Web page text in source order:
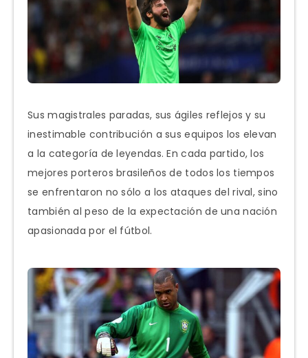
Sus magistrales paradas, sus ágiles reflejos y su
inestimable contribución a sus equipos los elevan
a la categoría de leyendas. En cada partido, los
mejores porteros brasileños de todos los tiempos
se enfrentaron no sólo a los ataques del rival, sino
también al peso de la expectación de una nación
apasionada por el fútbol.